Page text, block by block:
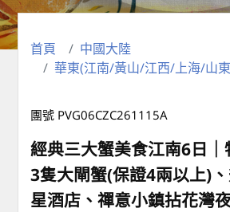
首頁
中國大陸
華東(江南/黃山/江西/上海/山
團號 PVG06CZC261115A
經典三大蟹美食江南6日
3隻大閘蟹(保證4兩以上)
星酒店、禪意小鎮拈花灣